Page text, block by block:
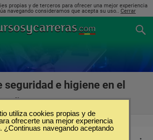
propias y de terceros para ofrecer una mejor experiencia
navegando consideramos que acepta su uso.. Cerrar
seguridad e higiene en el
utiliza cookies propias y de
ofrecerte una mejor experiencia
¿Continuas navegando aceptando